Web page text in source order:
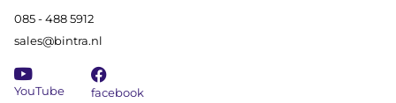
085 - 488 5912
sales@bintra.nl
YouTube facebook